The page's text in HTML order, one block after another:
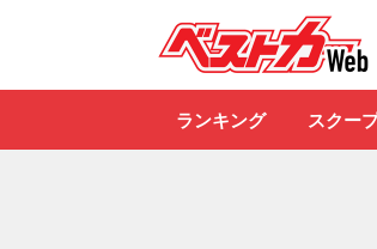
ランキング スクー